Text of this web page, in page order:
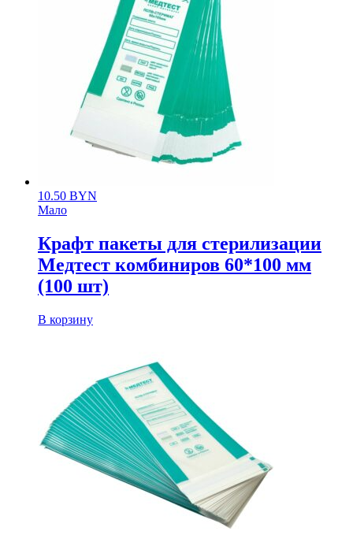
10.50 BYN
Мало
Крафт пакеты для стерилизации
Медтест комбиниров 60*100 мм
(100 шт)
В корзину